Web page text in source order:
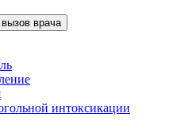
врача
интоксикации